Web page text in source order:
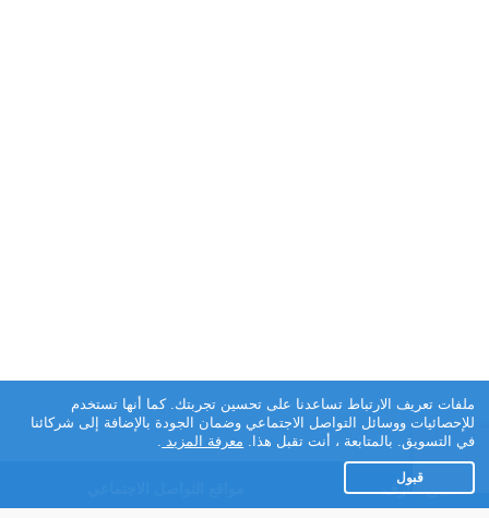
تطبيق تعارف
ملفات تعريف الارتباط تساعدنا على تحسين تجربتك. كما أنها تستخدم
للإحصائيات ووسائل التواصل الاجتماعي وضمان الجودة بالإضافة إلى شركائنا
في التسويق. بالمتابعة ، أنت تقبل هذا. معرفة المزيد .
قبول